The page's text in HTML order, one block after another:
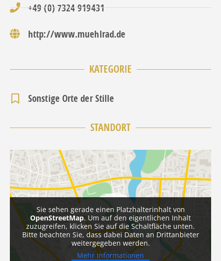
+49 (0) 7324 919431
http://www.muehlrad.de
KATEGORIE
Sonstige Orte der Stille
STANDORT
Sie sehen gerade einen Platzhalterinhalt von
OpenStreetMap. Um auf den eigentlichen Inhalt
zuzugreifen, klicken Sie auf die Schaltfläche unten.
Bitte beachten Sie, dass dabei Daten an Drittanbieter
weitergegeben werden.
Mehr Informationen